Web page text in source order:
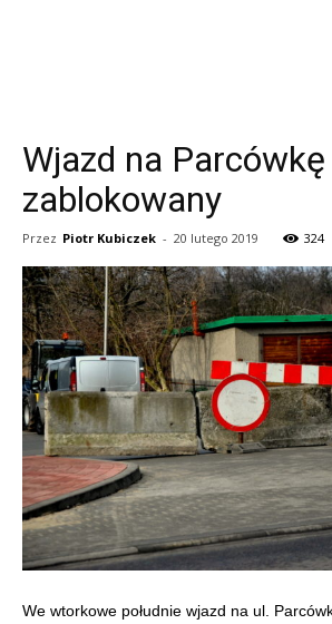
Wjazd na Parcówkę
zablokowany
Przez Piotr Kubiczek - 20 lutego 2019 324
We wtorkowe południe wjazd na ul.